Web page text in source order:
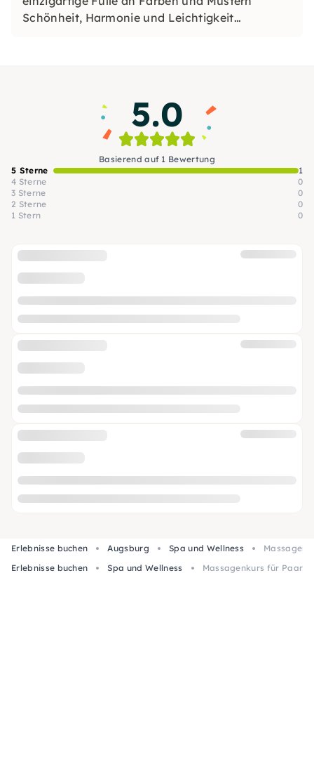
Schönheit, Harmonie und Leichtigkeit
5.0
Basierend auf 1 Bewertung
5 Sterne
1
4 Sterne
0
3 Sterne
0
2 Sterne
0
1 Stern
0
Erlebnisse buchen Augsburg Spa und Wellness
Erlebnisse buchen
Spa und Wellness Massagenkurs für Paare